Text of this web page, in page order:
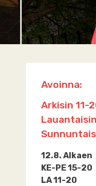
Avoinna:
Arkisin 11-
12.8. Alkaen
KE-PE 15-20
LA 11-20